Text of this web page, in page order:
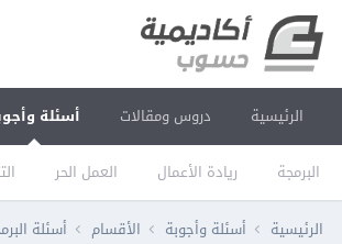
الرئيسية دروس ومقالات أسئلة
البرمجة ريادة الأعمال العمل الحر
الرئيسية أسئلة وأجوبة الأقسام أسئلة